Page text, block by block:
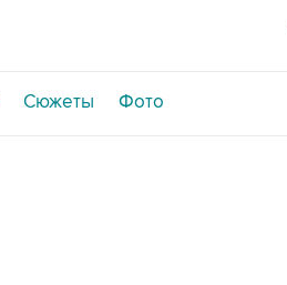
Сюжеты Фото